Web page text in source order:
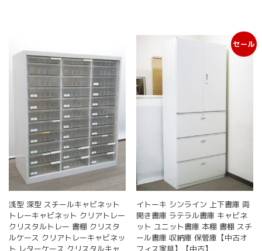
浅型 深型 スチールキャビネット
トレーキャビネット クリアトレー
クリスタルトレー 書棚 クリスタ
ルケース クリアトレーキャビネッ
ト レターケース クリスタルキャ
セール
イトーキ シンライン 上下書庫 両
開き書庫 ラテラル書庫 キャビネ
ット ユニット書庫 本棚 書棚 スチ
ール書庫 収納庫 保管庫【中古オ
フィス家具】【中古】